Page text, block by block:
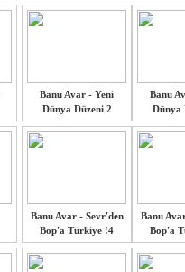
Banu Avar - Yeni
Dünya Düzeni 2
Banu
Dünya
Banu Avar - Sevr'den
Bop'a Türkiye !4
Banu
Bop'a